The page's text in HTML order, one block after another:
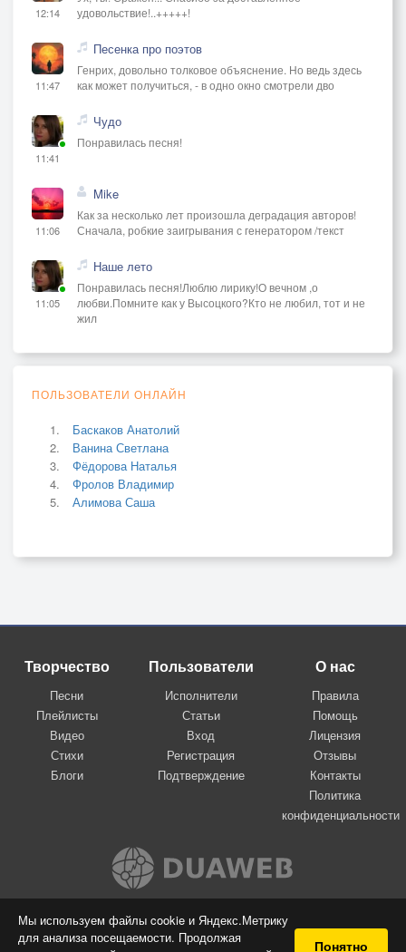
Мы используем файлы cookie и Яндекс.Метрику
для анализа посещаемости. Продолжая
Понятно
12:14
удовольствие!..+++++!
11:47
Песенка про поэтов
Генрих, довольно толковое объяснение. Но ведь здесь
как может получиться, - в одно окно смотрели дво
11:41
Чудо
Понравилась песня!
11:06
Mike
Как за несколько лет произошла деградация авторов!
Сначала, робкие заигрывания с генератором /текст
11:05
Наше лето
Понравилась песня!Люблю лирику!О вечном ,о
любви.Помните как у Высоцкого?Кто не любил, тот и не
жил
ПОЛЬЗОВАТЕЛИ ОНЛАЙН
Баскаков Анатолий
Ванина Светлана
Фёдорова Наталья
Фролов Владимир
Алимова Саша
Творчество
Песни
Плейлисты
Видео
Стихи
Блоги
Пользователи
Исполнители
Статьи
Вход
Регистрация
Подтверждение
О нас
Правила
Помощь
Лицензия
Отзывы
Контакты
Политика
конфиденциальности
Вконтакте
© 2009-2026 Я-пою